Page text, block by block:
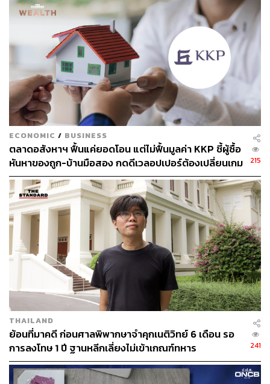
ECONOMIC / BUSINESS
ตลาดอสังหาฯ ฟื้นแค่ยอดโอน แต่ไม่ฟื้นมูลค่า KKP ชี้ผู้ซื้อ
หันหาของถูก-บ้านมือสอง กดดีเวลอปเปอร์ต้องเปลี่ยนเกม
215
THAILAND
ย้อนที่มาคดี ก่อนศาลพิพากษาจำคุกเนติวิทย์ 6 เดือน รอ
การลงโทษ 1 ปี ฐานหลีกเลี่ยงไม่เข้าเกณฑ์ทหาร
241